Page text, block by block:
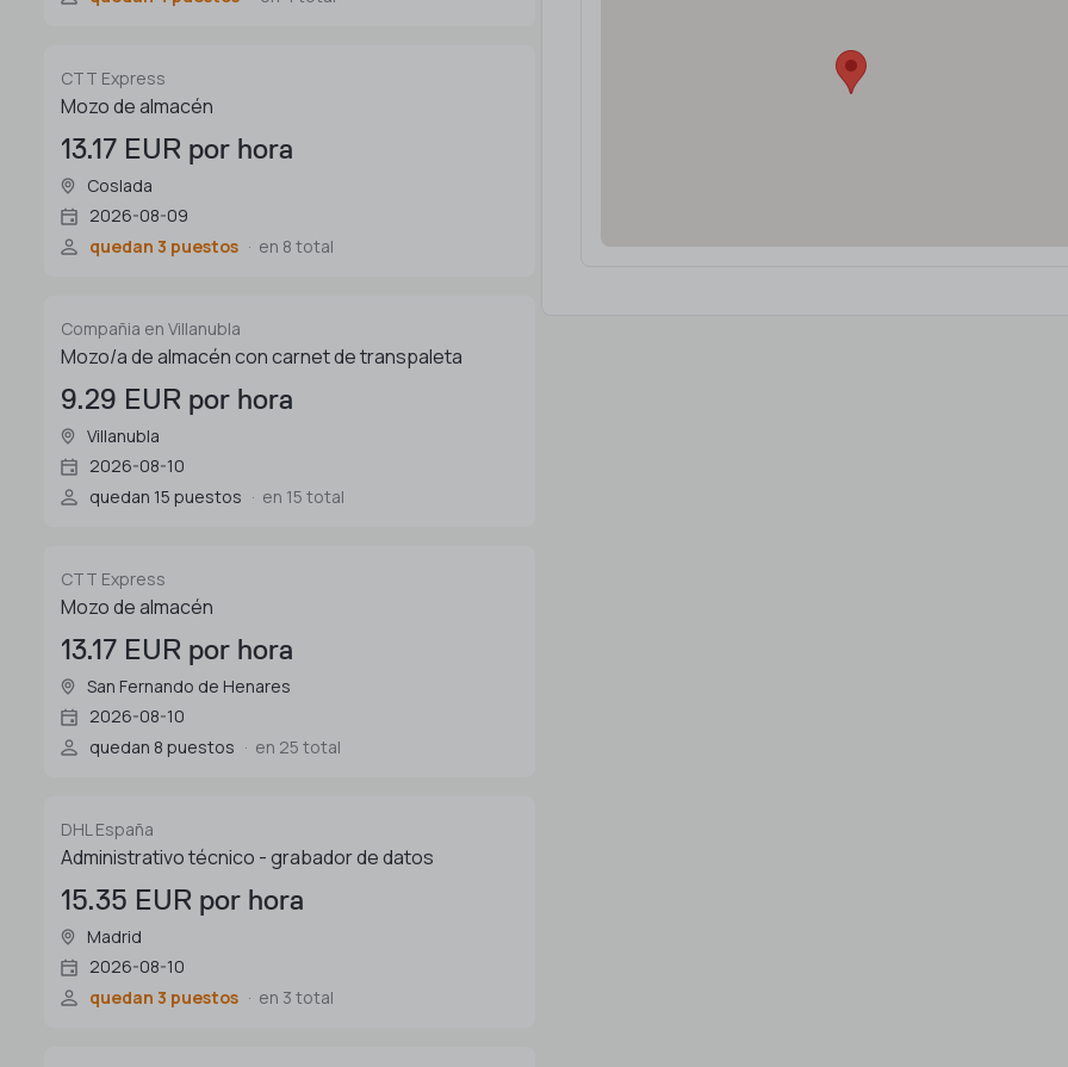
CTT Express
Mozo de almacén
13.17 EUR por hora
Coslada
2026-08-09
quedan 3 puestos
en 8 total
Compañia en Villanubla
Mozo/a de almacén con carnet de transpaleta
9.29 EUR por hora
Villanubla
2026-08-10
quedan 15 puestos
en 15 total
CTT Express
Mozo de almacén
13.17 EUR por hora
San Fernando de Henares
2026-08-10
quedan 8 puestos
en 25 total
DHL España
Administrativo técnico - grabador de datos
15.35 EUR por hora
Madrid
2026-08-10
quedan 3 puestos
en 3 total